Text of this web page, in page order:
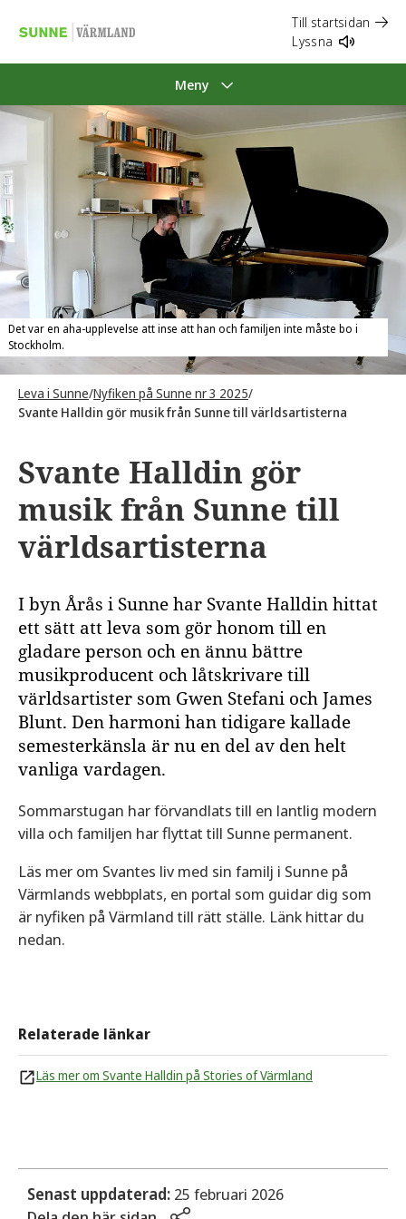
Till startsidan
Lyssna
Meny
Det var en aha-upplevelse att inse att han och familjen inte måste bo i
Stockholm.
Leva i Sunne/Nyfiken på Sunne nr 3 2025/
Svante Halldin gör musik från Sunne till världsartisterna
Svante Halldin gör
musik från Sunne till
världsartisterna
I byn Årås i Sunne har Svante Halldin hittat
ett sätt att leva som gör honom till en
gladare person och en ännu bättre
musikproducent och låtskrivare till
världsartister som Gwen Stefani och James
Blunt. Den harmoni han tidigare kallade
semesterkänsla är nu en del av den helt
vanliga vardagen.
Sommarstugan har förvandlats till en lantlig modern
villa och familjen har flyttat till Sunne permanent.
Läs mer om Svantes liv med sin familj i Sunne på
Värmlands webbplats, en portal som guidar dig som
är nyfiken på Värmland till rätt ställe. Länk hittar du
nedan.
Relaterade länkar
Läs mer om Svante Halldin på Stories of Värmland
Senast uppdaterad: 25 februari 2026